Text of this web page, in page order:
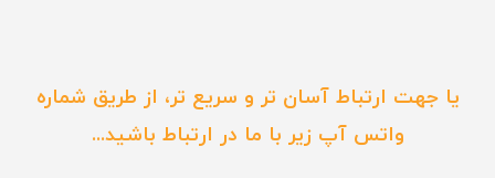
یا جهت ارتباط آسان تر و سریع تر، از طریق شماره
واتس آپ زیر با ما در ارتباط باشید...